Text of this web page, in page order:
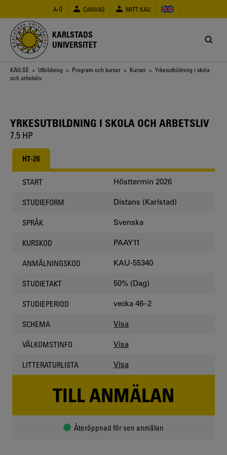
huvudinnehåll
A-Ö CANVAS MITT KAU
KARLSTADS
UNIVERSITET
Länkstig
KAU.SE > Utbildning > Program och kurser > Kurser > Yrkesutbildning i skola
och arbetsliv
YRKESUTBILDNING I SKOLA OCH ARBETSLIV
7.5 HP
HT-26
START Hösttermin 2026
STUDIEFORM Distans (Karlstad)
SPRÅK Svenska
KURSKOD PAAY11
ANMÄLNINGSKOD KAU-55340
STUDIETAKT 50% (Dag)
STUDIEPERIOD vecka 46–2
SCHEMA Visa
VÄLKOMSTINFO Visa
LITTERATURLISTA Visa
TILL ANMÄLAN
Återöppnad för sen anmälan